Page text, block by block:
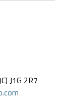
J1G 2R7